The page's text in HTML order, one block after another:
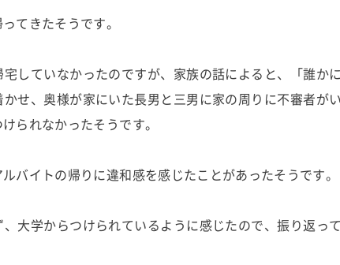
てきたそうです。
していなかったのですが、家族の話によると、「誰か
せ、奥様が家にいた長男と三男に家の周りに不審者が
られなかったそうです。
バイトの帰りに違和感を感じたことがあったそうです。
大学からつけられているように感じたので、振り返って